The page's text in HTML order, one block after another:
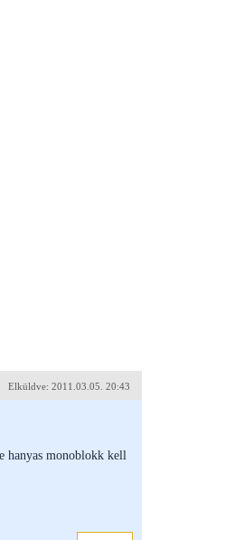
Elküldve: 2011.03.05. 20:43
hanyas monoblokk kell